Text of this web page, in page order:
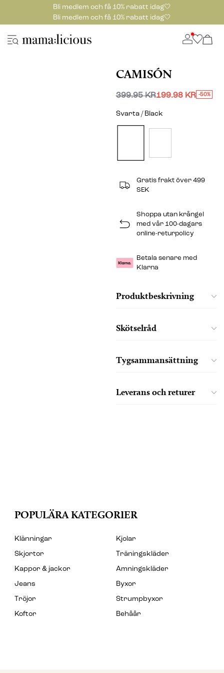
Bli medlem och få 10% rabatt idag🤍
Bli medlem och få 10% rabatt idag🤍
CAMISÓN
399.95 KR199.98 KR -50%
Svarta / Black
Gratis frakt över 499
SEK
Shoppa utan krångel
med vår 100-dagars
online-returpolicy
Betala senare med
Klarna
Produktbeskrivning
Skötselråd
Tygsammansättning
Leverans och returer
POPULÄRA KATEGORIER
Klänningar
Kjolar
Skjortor
Träningskläder
Kappor & jackor
Amningskläder
Jeans
Byxor
Tröjor
Strumpbyxor
Koftor
Behåår